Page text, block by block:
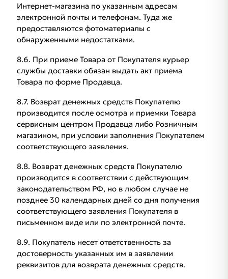
Интернет-магазина по указанным адресам
электронной почты и телефонам. Туда же
предоставляются фотоматериалы с
обнаруженными недостатками.
8.6. При приеме Товара от Покупателя курьер
службы доставки обязан выдать акт приема
Товара по форме Продавца.
8.7. Возврат денежных средств Покупателю
производится после осмотра и приемки Товара
сервисным центром Продавца либо Розничным
магазином, при условии заполнения Покупателем
соответствующего заявления.
8.8. Возврат денежных средств Покупателю
производится в соответствии с действующим
законодательством РФ, но в любом случае не
позднее 30 календарных дней со дня получения
соответствующего заявления Покупателя в
письменном виде или по электронной почте.
8.9. Покупатель несет ответственность за
достоверность указанных им в заявлении
реквизитов для возврата денежных средств.